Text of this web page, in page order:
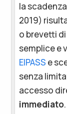
la
2019)
o brevetti
semplice e
EIPASS e
senza
accesso
immediato.